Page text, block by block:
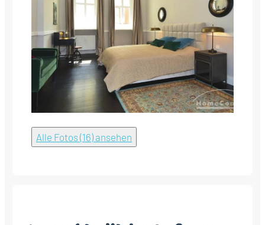
Alle Fotos (16) ansehen